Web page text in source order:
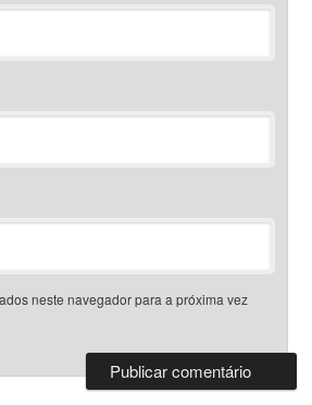
neste navegador para a próxima vez